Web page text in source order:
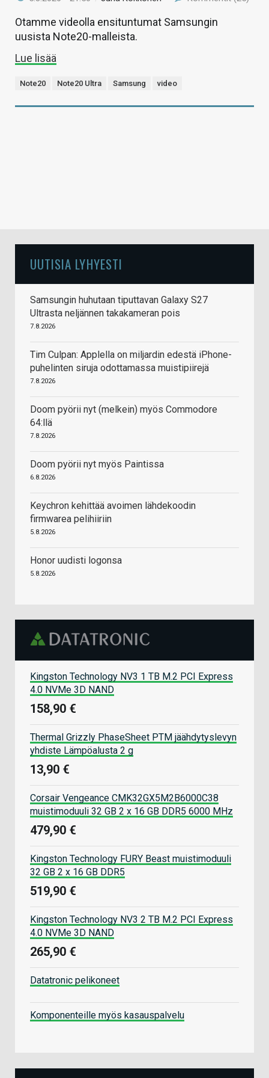
Otamme videolla ensituntumat Samsungin
uusista Note20-malleista.
Lue lisää
Note20 Note20 Ultra Samsung video
UUTISIA LYHYESTI
Samsungin huhutaan tiputtavan Galaxy S27
Ultrasta neljännen takakameran pois
7.8.2026
Tim Culpan: Applella on miljardin edestä iPhone-
puhelinten siruja odottamassa muistipiirejä
7.8.2026
Doom pyörii nyt (melkein) myös Commodore
64:llä
7.8.2026
Doom pyörii nyt myös Paintissa
6.8.2026
Keychron kehittää avoimen lähdekoodin
firmwarea pelihiiriin
5.8.2026
Honor uudisti logonsa
5.8.2026
Kingston Technology NV3 1 TB M.2 PCI Express
4.0 NVMe 3D NAND
158,90 €
Thermal Grizzly PhaseSheet PTM jäähdytyslevyn
yhdiste Lämpöalusta 2 g
13,90 €
Corsair Vengeance CMK32GX5M2B6000C38
muistimoduuli 32 GB 2 x 16 GB DDR5 6000 MHz
479,90 €
Kingston Technology FURY Beast muistimoduuli
32 GB 2 x 16 GB DDR5
519,90 €
Kingston Technology NV3 2 TB M.2 PCI Express
4.0 NVMe 3D NAND
265,90 €
Datatronic pelikoneet
Komponenteille myös kasauspalvelu